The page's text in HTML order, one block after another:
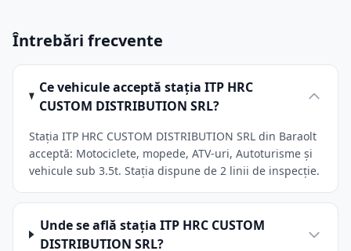
Întrebări frecvente
Ce vehicule acceptă stația ITP HRC
CUSTOM DISTRIBUTION SRL?
Stația ITP HRC CUSTOM DISTRIBUTION SRL din Baraolt
acceptă: Motociclete, mopede, ATV-uri, Autoturisme și
vehicule sub 3.5t. Stația dispune de 2 linii de inspecție.
Unde se află stația ITP HRC CUSTOM
DISTRIBUTION SRL?